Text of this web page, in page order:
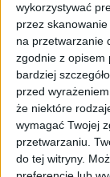
wykorzystywać
przez
na przetwarzanie
zgodnie z opisem
bardziej
przed
że niektóre
wymagać Twojej
przetwarzaniu.
do tej witryny.
CEO Reality
integracja z
aktywnie
promocje,
rozwijając
mogą